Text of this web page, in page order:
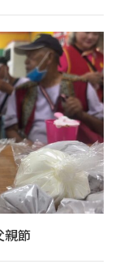
親節